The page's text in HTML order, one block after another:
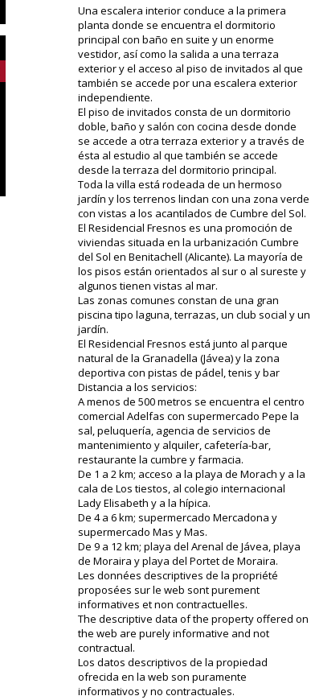
Una escalera interior conduce a la primera
planta donde se encuentra el dormitorio
principal con baño en suite y un enorme
vestidor, así como la salida a una terraza
exterior y el acceso al piso de invitados al que
también se accede por una escalera exterior
independiente.
El piso de invitados consta de un dormitorio
doble, baño y salón con cocina desde donde
se accede a otra terraza exterior y a través de
ésta al estudio al que también se accede
desde la terraza del dormitorio principal.
Toda la villa está rodeada de un hermoso
jardín y los terrenos lindan con una zona verde
con vistas a los acantilados de Cumbre del Sol.
El Residencial Fresnos es una promoción de
viviendas situada en la urbanización Cumbre
del Sol en Benitachell (Alicante). La mayoría de
los pisos están orientados al sur o al sureste y
algunos tienen vistas al mar.
Las zonas comunes constan de una gran
piscina tipo laguna, terrazas, un club social y un
jardín.
El Residencial Fresnos está junto al parque
natural de la Granadella (Jávea) y la zona
deportiva con pistas de pádel, tenis y bar
Distancia a los servicios:
A menos de 500 metros se encuentra el centro
comercial Adelfas con supermercado Pepe la
sal, peluquería, agencia de servicios de
mantenimiento y alquiler, cafetería-bar,
restaurante la cumbre y farmacia.
De 1 a 2 km; acceso a la playa de Morach y a la
cala de Los tiestos, al colegio internacional
Lady Elisabeth y a la hípica.
De 4 a 6 km; supermercado Mercadona y
supermercado Mas y Mas.
De 9 a 12 km; playa del Arenal de Jávea, playa
de Moraira y playa del Portet de Moraira.
Les données descriptives de la propriété
proposées sur le web sont purement
informatives et non contractuelles.
The descriptive data of the property offered on
the web are purely informative and not
contractual.
Los datos descriptivos de la propiedad
ofrecida en la web son puramente
informativos y no contractuales.